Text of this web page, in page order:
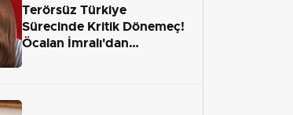
Terörsüz Türkiye
Sürecinde Kritik Dönemeç!
Öcalan İmralı'dan